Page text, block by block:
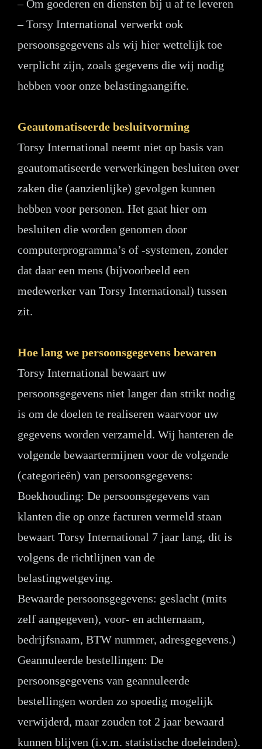
– Om goederen en diensten bij u af te leveren
– Torsy International verwerkt ook
persoonsgegevens als wij hier wettelijk toe
verplicht zijn, zoals gegevens die wij nodig
hebben voor onze belastingaangifte.
Geautomatiseerde besluitvorming
Torsy International neemt niet op basis van
geautomatiseerde verwerkingen besluiten over
zaken die (aanzienlijke) gevolgen kunnen
hebben voor personen. Het gaat hier om
besluiten die worden genomen door
computerprogramma’s of -systemen, zonder
dat daar een mens (bijvoorbeeld een
medewerker van Torsy International) tussen
zit.
Hoe lang we persoonsgegevens bewaren
Torsy International bewaart uw
persoonsgegevens niet langer dan strikt nodig
is om de doelen te realiseren waarvoor uw
gegevens worden verzameld. Wij hanteren de
volgende bewaartermijnen voor de volgende
(categorieën) van persoonsgegevens:
Boekhouding: De persoonsgegevens van
klanten die op onze facturen vermeld staan
bewaart Torsy International 7 jaar lang, dit is
volgens de richtlijnen van de
belastingwetgeving.
Bewaarde persoonsgegevens: geslacht (mits
zelf aangegeven), voor- en achternaam,
bedrijfsnaam, BTW nummer, adresgegevens.)
Geannuleerde bestellingen: De
persoonsgegevens van geannuleerde
bestellingen worden zo spoedig mogelijk
verwijderd, maar zouden tot 2 jaar bewaard
kunnen blijven (i.v.m. statistische doeleinden).